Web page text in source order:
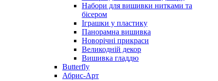
Набори для вишивки нитками та
бісером
Іграшки у пластику
Панорамна вишивка
Новорічні прикраси
Великодній декор
Вишивка гладдю
Butterfly
Абрис-Арт